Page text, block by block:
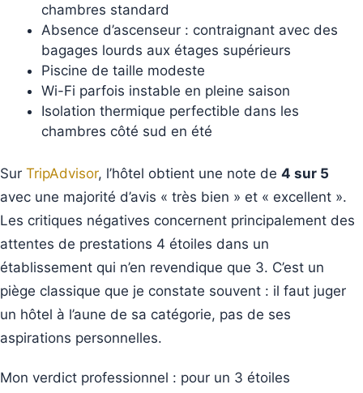
chambres standard
Absence d’ascenseur : contraignant avec des
bagages lourds aux étages supérieurs
Piscine de taille modeste
Wi-Fi parfois instable en pleine saison
Isolation thermique perfectible dans les
chambres côté sud en été
Sur TripAdvisor, l’hôtel obtient une note de 4 sur 5
avec une majorité d’avis « très bien » et « excellent ».
Les critiques négatives concernent principalement des
attentes de prestations 4 étoiles dans un
établissement qui n’en revendique que 3. C’est un
piège classique que je constate souvent : il faut juger
un hôtel à l’aune de sa catégorie, pas de ses
aspirations personnelles.
Mon verdict professionnel : pour un 3 étoiles